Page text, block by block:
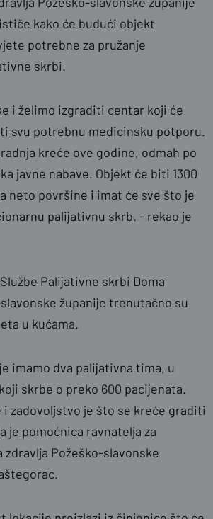
ističe kako će budući objekt
potrebne za pružanje
skrbi.
i želimo izgraditi centar koji će
svu potrebnu medicinsku potporu.
kreće ove godine, odmah po
javne nabave. Objekt će biti 1300
neto površine i imat će sve što je
palijativnu skrb. - rekao je
Palijativne skrbi Doma
županije trenutačno su
u kućama.
imamo dva palijativna tima, u
skrbe o preko 600 pacijenata.
i zadovoljstvo je što se kreće graditi
je pomoćnica ravnatelja za
Požeško-slavonske